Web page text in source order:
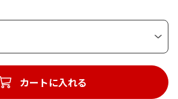
カートに入れる